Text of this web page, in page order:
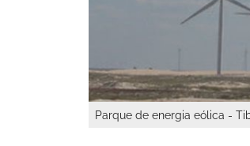
Parque de energia eólica -